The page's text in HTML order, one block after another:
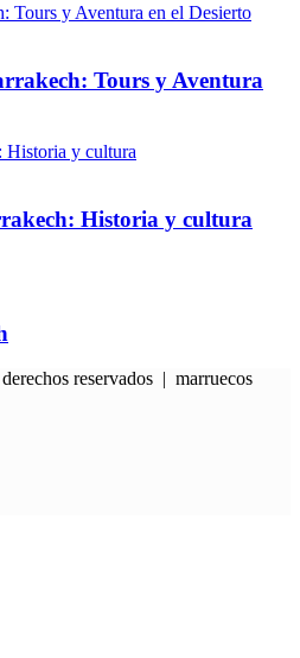
Tours y Aventura en el Desierto
Tours y Aventura
Historia y cultura
Historia y cultura
reservados | marruecos